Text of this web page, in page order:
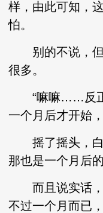
样，由此可知，
怕。
别的不说，但
很多。
“嘛嘛……反正
一个月后才开始
摇了摇头，白
那也是一个月后
而且说实话，
不过一个月而已